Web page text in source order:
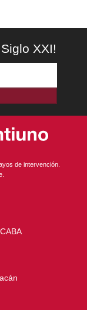
XXI!
de intervención.